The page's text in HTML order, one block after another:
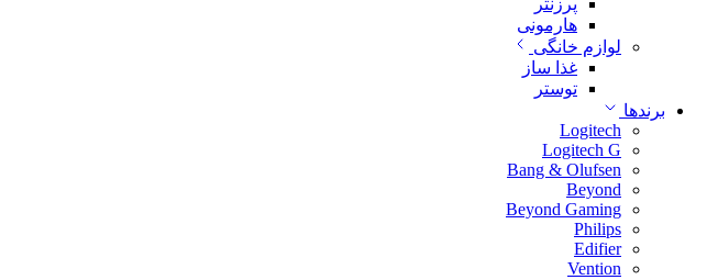
پرزنتر
هارمونی
لوازم خانگی
غذا ساز
توستر
برندها
Logitech
Logitech G
Bang & Olufsen
Beyond
Beyond Gaming
Philips
Edifier
Vention